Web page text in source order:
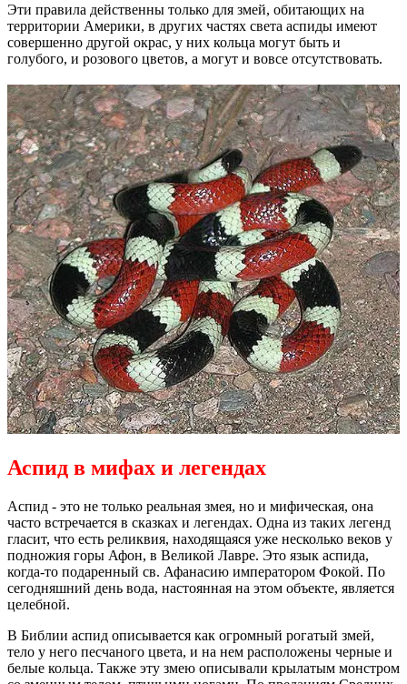
Эти правила действенны только для змей, обитающих на
территории Америки, в других частях света аспиды имеют
совершенно другой окрас, у них кольца могут быть и
голубого, и розового цветов, а могут и вовсе отсутствовать.
Аспид в мифах и легендах
Аспид - это не только реальная змея, но и мифическая, она
часто встречается в сказках и легендах. Одна из таких легенд
гласит, что есть реликвия, находящаяся уже несколько веков у
подножия горы Афон, в Великой Лавре. Это язык аспида,
когда-то подаренный св. Афанасию императором Фокой. По
сегодняшний день вода, настоянная на этом объекте, является
целебной.
В Библии аспид описывается как огромный рогатый змей,
тело у него песчаного цвета, и на нем расположены черные и
белые кольца. Также эту змею описывали крылатым монстром